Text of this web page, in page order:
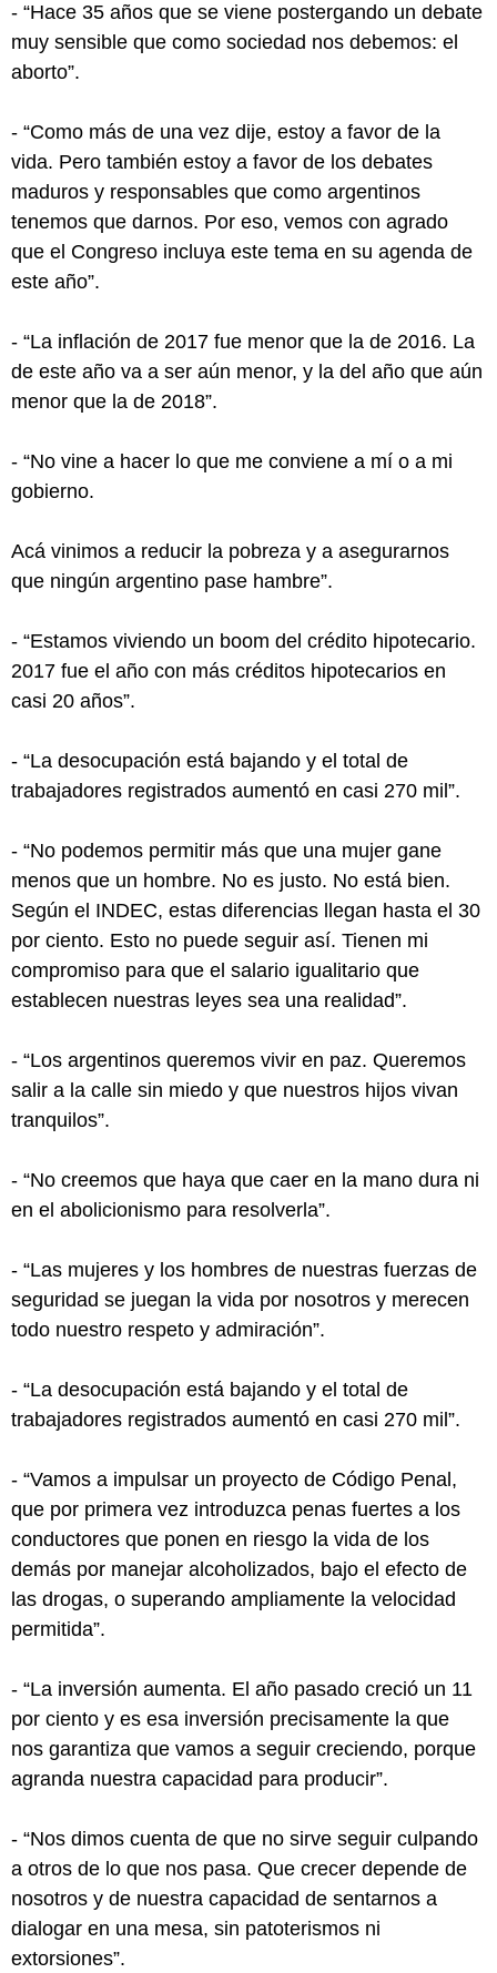
- “Hace 35 años que se viene postergando un debate
muy sensible que como sociedad nos debemos: el
aborto”.
- “Como más de una vez dije, estoy a favor de la
vida. Pero también estoy a favor de los debates
maduros y responsables que como argentinos
tenemos que darnos. Por eso, vemos con agrado
que el Congreso incluya este tema en su agenda de
este año”.
- “La inflación de 2017 fue menor que la de 2016. La
de este año va a ser aún menor, y la del año que aún
menor que la de 2018”.
- “No vine a hacer lo que me conviene a mí o a mi
gobierno.
Acá vinimos a reducir la pobreza y a asegurarnos
que ningún argentino pase hambre”.
- “Estamos viviendo un boom del crédito hipotecario.
2017 fue el año con más créditos hipotecarios en
casi 20 años”.
- “La desocupación está bajando y el total de
trabajadores registrados aumentó en casi 270 mil”.
- “No podemos permitir más que una mujer gane
menos que un hombre. No es justo. No está bien.
Según el INDEC, estas diferencias llegan hasta el 30
por ciento. Esto no puede seguir así. Tienen mi
compromiso para que el salario igualitario que
establecen nuestras leyes sea una realidad”.
- “Los argentinos queremos vivir en paz. Queremos
salir a la calle sin miedo y que nuestros hijos vivan
tranquilos”.
- “No creemos que haya que caer en la mano dura ni
en el abolicionismo para resolverla”.
- “Las mujeres y los hombres de nuestras fuerzas de
seguridad se juegan la vida por nosotros y merecen
todo nuestro respeto y admiración”.
- “La desocupación está bajando y el total de
trabajadores registrados aumentó en casi 270 mil”.
- “Vamos a impulsar un proyecto de Código Penal,
que por primera vez introduzca penas fuertes a los
conductores que ponen en riesgo la vida de los
demás por manejar alcoholizados, bajo el efecto de
las drogas, o superando ampliamente la velocidad
permitida”.
- “La inversión aumenta. El año pasado creció un 11
por ciento y es esa inversión precisamente la que
nos garantiza que vamos a seguir creciendo, porque
agranda nuestra capacidad para producir”.
- “Nos dimos cuenta de que no sirve seguir culpando
a otros de lo que nos pasa. Que crecer depende de
nosotros y de nuestra capacidad de sentarnos a
dialogar en una mesa, sin patoterismos ni
extorsiones”.